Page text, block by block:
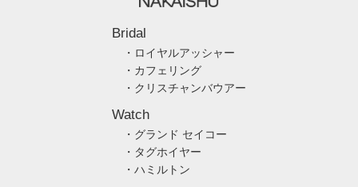
Bridal
・ロイヤルアッシャー
・カフェリング
・クリスチャンバウアー
Watch
・グランド セイコー
・タグホイヤー
・ハミルトン